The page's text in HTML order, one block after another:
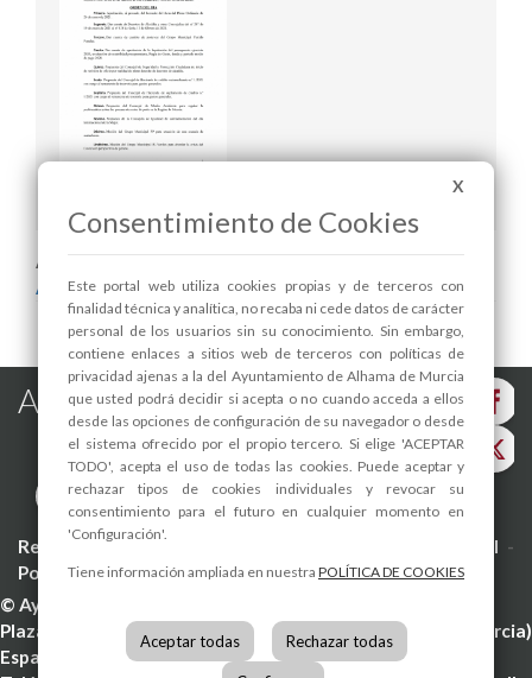
Convocatoria Pleno ordinario febrero 2021
Areas relacionadas:
Alcaldía
Alhama de Murcia en las Redes
Registro de actividades de tratamiento Aviso Legal -
Política de Privacidad-Política de Cookies
© Ayuntamiento de Alhama de Murcia
Plaza de la Constitución, 1
30840 Alhama de Murcia
(Murcia)
España
X
Consentimiento de Cookies
Este portal web utiliza cookies propias y de terceros con
finalidad técnica y analítica, no recaba ni cede datos de carácter
personal de los usuarios sin su conocimiento. Sin embargo,
contiene enlaces a sitios web de terceros con políticas de
privacidad ajenas a la del Ayuntamiento de Alhama de Murcia
que usted podrá decidir si acepta o no cuando acceda a ellos
desde las opciones de configuración de su navegador o desde
el sistema ofrecido por el propio tercero. Si elige 'ACEPTAR
TODO', acepta el uso de todas las cookies. Puede aceptar y
rechazar tipos de cookies individuales y revocar su
consentimiento para el futuro en cualquier momento en
'Configuración'.
Tiene información ampliada en nuestra POLÍTICA DE COOKIES
Aceptar todas Rechazar todas